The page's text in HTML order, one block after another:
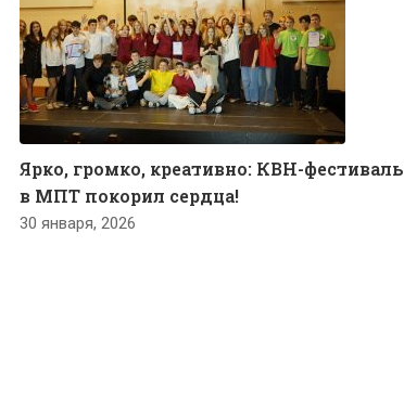
Ярко, громко, креативно: КВН-фестиваль
в МПТ покорил сердца!
30 января, 2026